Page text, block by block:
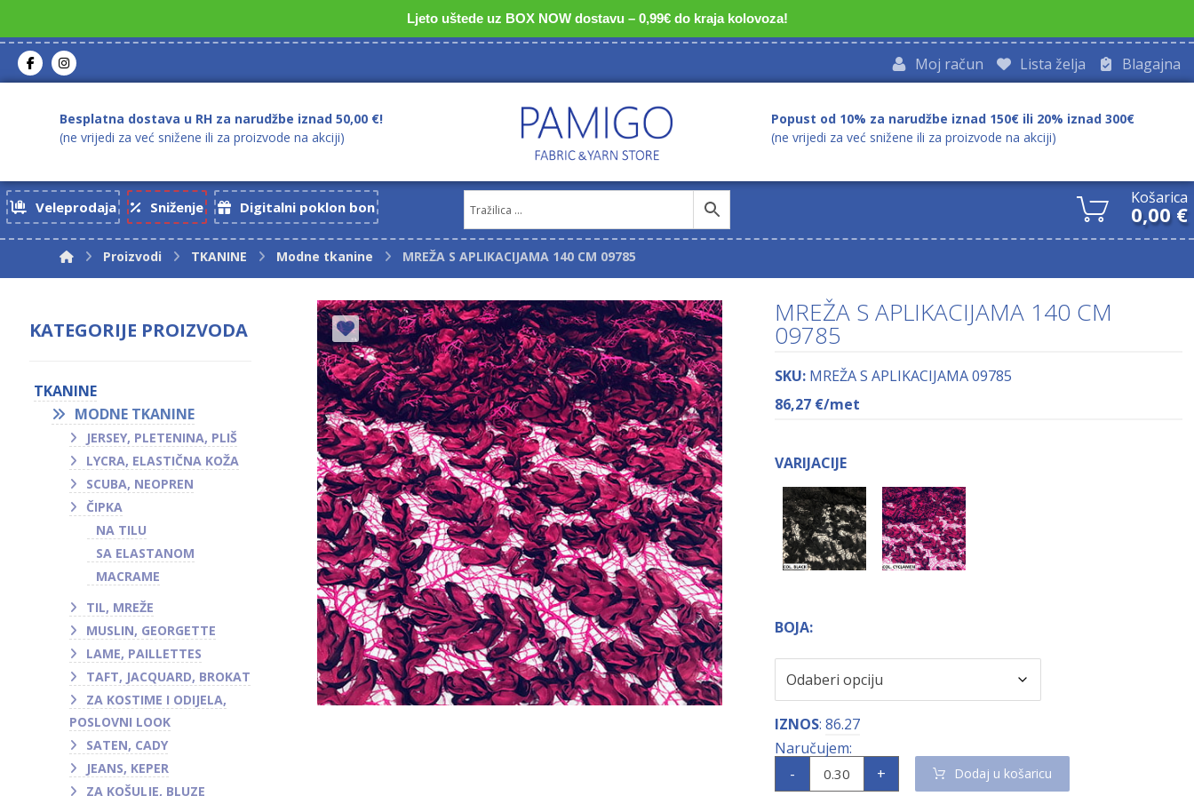
Ljeto uštede uz BOX NOW dostavu – 0,99€ do kraja kolovoza!
Blagajna
Lista želja
Moj račun
Besplatna dostava u RH za narudžbe iznad 50,00 €!
(ne vrijedi za već snižene ili za proizvode na akciji)
Popust od 10% za narudžbe iznad 150€ ili 20% iznad 300€
(ne vrijedi za već snižene ili za proizvode na akciji)
Veleprodaja Sniženje Digitalni poklon bon Košarica
0,00 €
Proizvodi TKANINE Modne tkanine MREŽA S APLIKACIJAMA 140 CM 09785
MREŽA S APLIKACIJAMA 140 CM
09785
SKU: MREŽA S APLIKACIJAMA 09785
86,27 €/met
VARIJACIJE
BOJA:
IZNOS:86.27
- + Dodaj u košaricu
KATEGORIJE PROIZVODA
TKANINE
MODNE TKANINE
JERSEY, PLETENINA, PLIŠ
LYCRA, ELASTIČNA KOŽA
SCUBA, NEOPREN
ČIPKA
NA TILU
SA ELASTANOM
MACRAME
TIL, MREŽE
MUSLIN, GEORGETTE
LAME, PAILLETTES
TAFT, JACQUARD, BROKAT
ZA KOSTIME I ODIJELA,
POSLOVNI LOOK
SATEN, CADY
JEANS, KEPER
ZA KOŠULJE, BLUZE